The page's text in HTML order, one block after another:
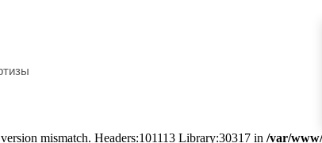
mismatch. Headers:101113 Library:30317 in /var/